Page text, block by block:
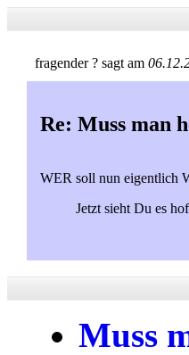
fragender ? sagt am
Re: Muss man
WER soll nun eigentlich
Jetzt sieht Du es
Muss